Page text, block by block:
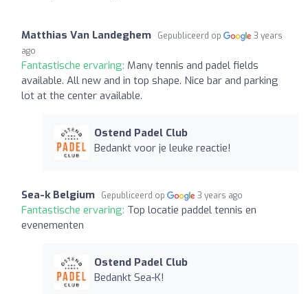
Matthias Van Landeghem Gepubliceerd op
3 years
ago
Fantastische ervaring: Many tennis and padel fields
available. All new and in top shape. Nice bar and parking
lot at the center available.
Ostend Padel Club
Bedankt voor je leuke reactie!
Sea-k Belgium Gepubliceerd op 3 years ago
Fantastische ervaring: Top locatie paddel tennis en
evenementen
Ostend Padel Club
Bedankt Sea-K!